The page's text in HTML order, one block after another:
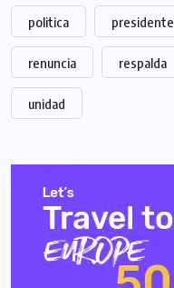
politica presidente
renuncia respalda
unidad